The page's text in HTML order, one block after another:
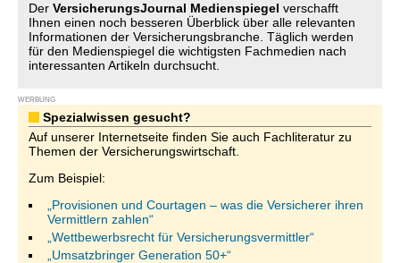
Der VersicherungsJournal Medienspiegel verschafft
Ihnen einen noch besseren Überblick über alle relevanten
Informationen der Versicherungsbranche. Täglich werden
für den Medienspiegel die wichtigsten Fachmedien nach
interessanten Artikeln durchsucht.
WERBUNG
Spezialwissen gesucht?
Auf unserer Internetseite finden Sie auch Fachliteratur zu
Themen der Versicherungswirtschaft.
Zum Beispiel:
„Provisionen und Courtagen – was die Versicherer ihren
Vermittlern zahlen“
„Wettbewerbsrecht für Versicherungsvermittler“
„Umsatzbringer Generation 50+“